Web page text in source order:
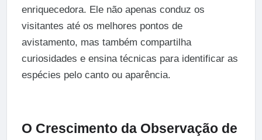
enriquecedora. Ele não apenas conduz os
visitantes até os melhores pontos de
avistamento, mas também compartilha
curiosidades e ensina técnicas para identificar as
espécies pelo canto ou aparência.
O Crescimento da Observação de